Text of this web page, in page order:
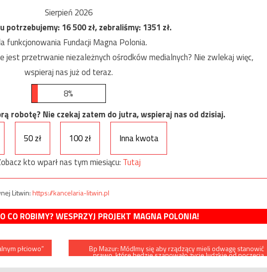
Sierpień 2026
potrzebujemy:16 500zł, zebraliśmy:1351 zł.
Fundacji Magna Polonia.
jest przetrwanie niezależnych ośrodków medialnych? Nie zwlekaj więc,
wspieraj nas już od teraz.
8%
robotę? Nie czekaj zatem do jutra, wspieraj nas od dzisiaj.
50 zł 100 zł
Inna kwota
kto wparł nas tym miesiącu: Tutaj
Litwin:https://kancelaria-litwin.pl
CO ROBIMY? WESPRZYJ PROJEKT MAGNA POLONIA!
płciowo” Bp Mazur: Módlmy się aby rządzący mieli odwagę stanowić
prawo, które będzie szanowało życie ludzkie od poczęcia